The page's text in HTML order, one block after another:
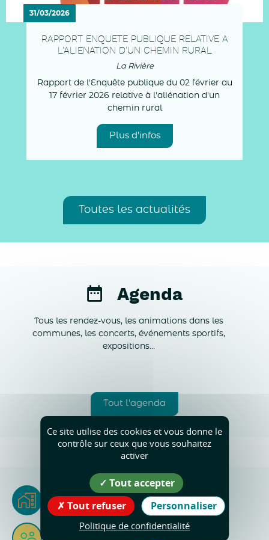
31/03/2026
RAPPORT ENQUETE PUBLIQUE RELATIVE A
L'ALIENATION D'UN CHEMIN RURAL
La Rivière
Rapport de l'Enquête publique du 02 février au
17 février 2026 relative à l'aliénation d'un
chemin rural
Plus d'infos
Toutes les actualités
Agenda
Tous les rendez-vous, les animations dans les
communes, les concerts, événements sportifs,
expositions...
Tout l'agenda
La Rivière
Riverains & Riveraines
18Km
Ce site utilise des cookies et vous donne le
contrôle sur ceux que vous souhaitez
activer
Tout accepter
Tout refuser
Personnaliser
Politique de confidentialité